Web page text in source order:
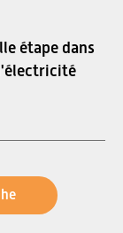
étape dans